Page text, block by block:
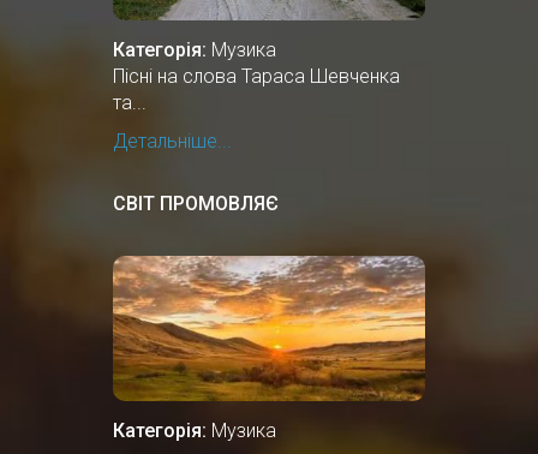
Категорія: Музика
Пісні на слова Тараса Шевченка
та...
Детальніше...
СВІТ ПРОМОВЛЯЄ
Категорія: Музика